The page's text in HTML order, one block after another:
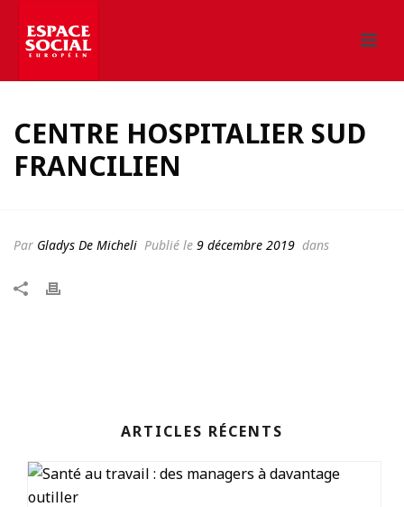
CENTRE HOSPITALIER SUD
FRANCILIEN
Par Gladys De Micheli Publié le 9 décembre 2019 dans
ARTICLES RÉCENTS